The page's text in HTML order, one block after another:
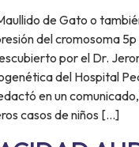
de Gato o
del cromosoma
por el Dr.
del Hospital
en un
casos de niños […]